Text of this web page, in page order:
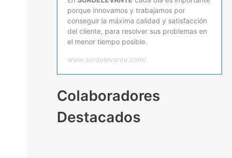
porque innovamos y trabajamos por
conseguir la máxima calidad y satisfacción
del cliente, para resolver sus problemas en
el menor tiempo posible.
www.surdelevante.com/
Colaboradores
Destacados